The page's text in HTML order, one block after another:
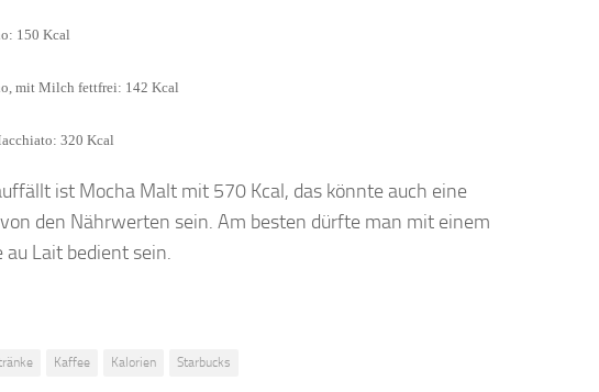
150 Kcal
mit Milch fettfrei: 142 Kcal
320 Kcal
ist Mocha Malt mit 570 Kcal, das könnte auch eine
den Nährwerten sein. Am besten dürfte man mit einem
au Lait bedient sein.
Kaffee Kalorien Starbucks